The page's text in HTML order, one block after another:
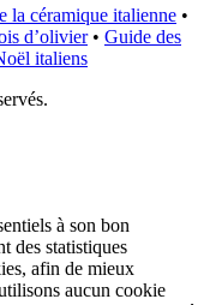
la céramique italienne •
d’olivier • Guide des
italiens
à son bon
des statistiques
afin de mieux
aucun cookie